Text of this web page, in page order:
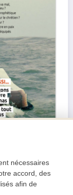
nécessaires
accord, des
afin de